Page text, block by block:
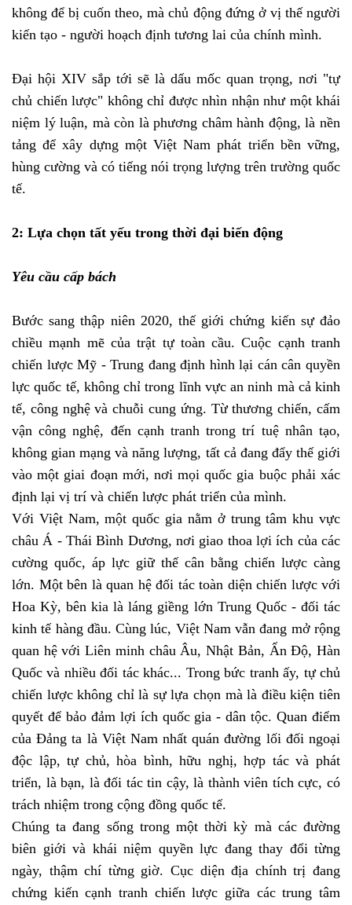
không để bị cuốn theo, mà chủ động đứng ở vị thế người
kiến tạo - người hoạch định tương lai của chính mình.
Đại hội XIV sắp tới sẽ là dấu mốc quan trọng, nơi "tự
chủ chiến lược" không chỉ được nhìn nhận như một khái
niệm lý luận, mà còn là phương châm hành động, là nền
tảng để xây dựng một Việt Nam phát triển bền vững,
hùng cường và có tiếng nói trọng lượng trên trường quốc
tế.
2: Lựa chọn tất yếu trong thời đại biến động
Yêu cầu cấp bách
Bước sang thập niên 2020, thế giới chứng kiến sự đảo
chiều mạnh mẽ của trật tự toàn cầu. Cuộc cạnh tranh
chiến lược Mỹ - Trung đang định hình lại cán cân quyền
lực quốc tế, không chỉ trong lĩnh vực an ninh mà cả kinh
tế, công nghệ và chuỗi cung ứng. Từ thương chiến, cấm
vận công nghệ, đến cạnh tranh trong trí tuệ nhân tạo,
không gian mạng và năng lượng, tất cả đang đẩy thế giới
vào một giai đoạn mới, nơi mọi quốc gia buộc phải xác
định lại vị trí và chiến lược phát triển của mình.
Với Việt Nam, một quốc gia nằm ở trung tâm khu vực
châu Á - Thái Bình Dương, nơi giao thoa lợi ích của các
cường quốc, áp lực giữ thế cân bằng chiến lược càng
lớn. Một bên là quan hệ đối tác toàn diện chiến lược với
Hoa Kỳ, bên kia là láng giềng lớn Trung Quốc - đối tác
kinh tế hàng đầu. Cùng lúc, Việt Nam vẫn đang mở rộng
quan hệ với Liên minh châu Âu, Nhật Bản, Ấn Độ, Hàn
Quốc và nhiều đối tác khác... Trong bức tranh ấy, tự chủ
chiến lược không chỉ là sự lựa chọn mà là điều kiện tiên
quyết để bảo đảm lợi ích quốc gia - dân tộc. Quan điểm
của Đảng ta là Việt Nam nhất quán đường lối đối ngoại
độc lập, tự chủ, hòa bình, hữu nghị, hợp tác và phát
triển, là bạn, là đối tác tin cậy, là thành viên tích cực, có
trách nhiệm trong cộng đồng quốc tế.
Chúng ta đang sống trong một thời kỳ mà các đường
biên giới và khái niệm quyền lực đang thay đổi từng
ngày, thậm chí từng giờ. Cục diện địa chính trị đang
chứng kiến cạnh tranh chiến lược giữa các trung tâm